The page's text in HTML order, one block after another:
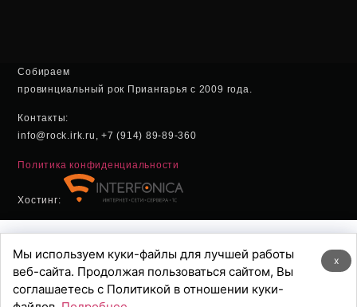
Собираем
провинциальный рок Приангарья с 2009 года.
Контакты:
info@rock.irk.ru, +7 (914) 89-89-360
Политика конфиденциальности
Хостинг:
x
Мы используем куки-файлы для лучшей работы
веб-сайта. Продолжая пользоваться сайтом, Вы
соглашаетесь с Политикой в отношении куки-